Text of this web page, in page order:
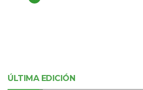
ÚLTIMA EDICIÓN